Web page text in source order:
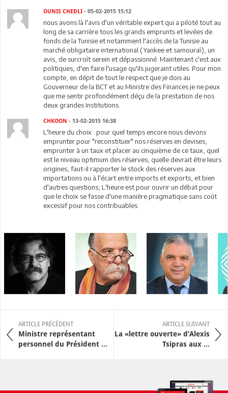
OUNIS CHEDLI - 05-02-2015 15:12
nous avons là l'avis d'un véritable expert qui a piloté tout au
long de sa carrière tous les grands emprunts et levées de
fonds de la Tunisie et notamment l'accès de la Tunisie au
marché obligataire international ( Yankee et samouraî), un
avis, de surcroît serein et dépassionné. Maintenant c'est aux
politiques, d'en faire l'usage qu'ils jugeraint utiles. Pour mon
compte, en dépit de tout le respect que je dois au
Gouverneur de la BCT et au Ministre des Finances je ne peux
que me sentir profondément déçu de la prestation de nos
deux grandes Institutions.
CHKOON - 13-02-2015 16:38
L'heure du choix : pour quel temps encore nous devons
emprunter pour "reconstituer" nos réserves en devises,
emprunter à un taux et placer au cinquième de ce taux, quel
est le niveau optimum des réserves, quelle devrait être leurs
origines, faut-il rapporter le stock des réserves aux
importations ou à l'écart entre imports et exports, et bien
d'autres questions; L'heure est pour ouvrir un débat pour
que le choix se fasse d'une manière pragmatique sans coût
excessif pour nos contribuables.
ARTICLE PRÉCÉDENT
Ministre représentant
personnel du Président ...
ARTICLE SUIVANT
La «lettre ouverte» d’Alexis
Tsipras aux ...